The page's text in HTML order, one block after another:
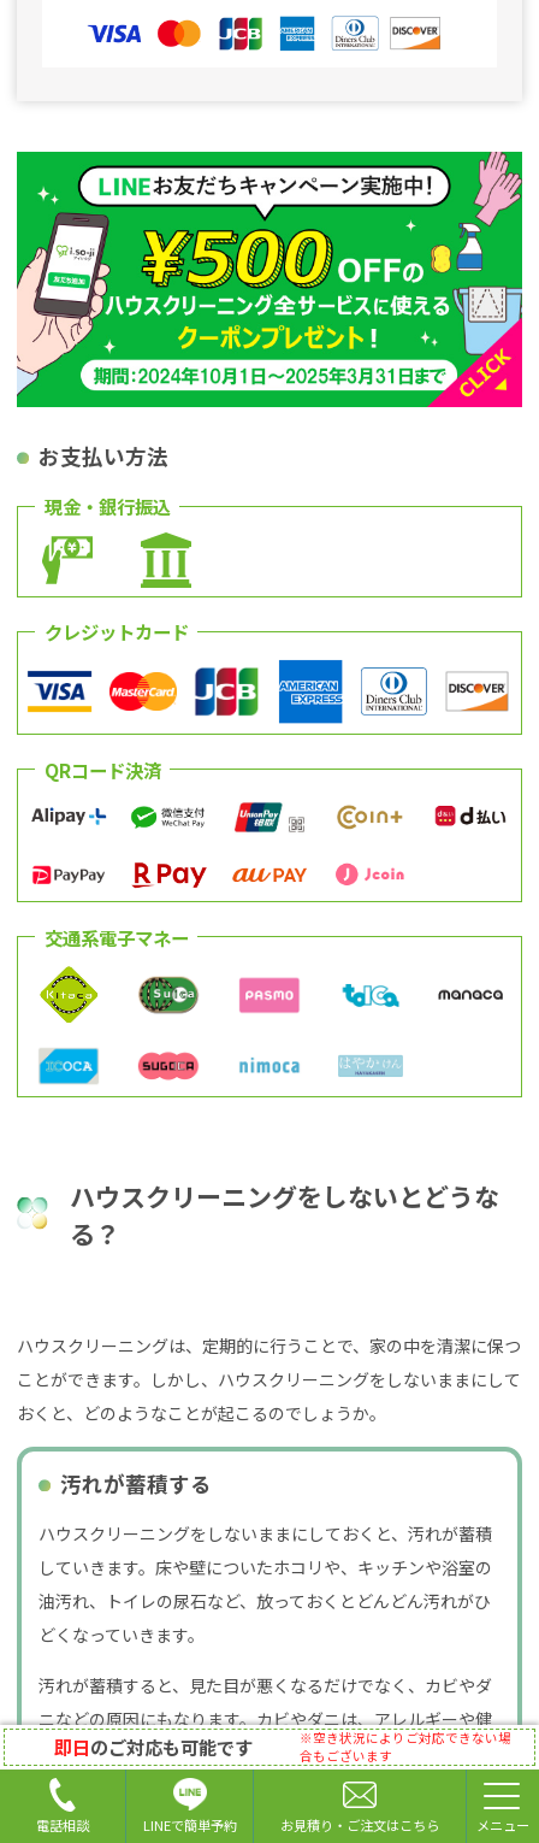
お支払い方法
現金・銀行振込
クレジットカード
QRコード決済
交通系電子マネー
ハウスクリーニングをしないとどうな
る？
ハウスクリーニングは、定期的に行うことで、家の中を清潔に保つ
ことができます。しかし、ハウスクリーニングをしないままにして
おくと、どのようなことが起こるのでしょうか。
汚れが蓄積する
ハウスクリーニングをしないままにしておくと、汚れが蓄積
していきます。床や壁についたホコリや、キッチンや浴室の
油汚れ、トイレの尿石など、放っておくとどんどん汚れがひ
どくなっていきます。
汚れが蓄積すると、見た目が悪くなるだけでなく、カビやダ
ニなどの原因にもなります。カビやダニは、アレルギーや健
康被害を引き起こす可能性があるため、注意が必要です。
即日のご対応も可能です
※空き状況によりご対応できない場
合もございます
電話相談 LINEで簡単予約 お見積り・ご注文はこちら